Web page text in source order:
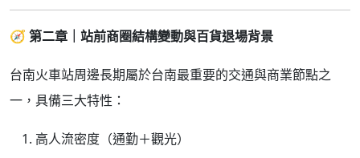
🧭 第二章｜站前商圈結構變動與百貨退場背景
台南火車站周邊長期屬於台南最重要的交通與商業節點之
一，具備三大特性：
高人流密度（通勤＋觀光）